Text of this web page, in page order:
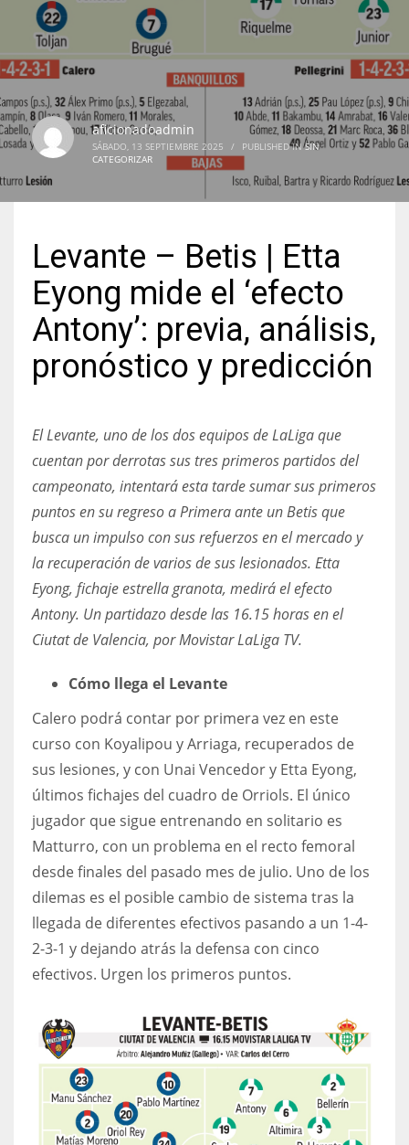
NYJ
ATL
24
34
DEN
24
PIT
20
OAK
19
NYG
24
MIA
17
22
WSH
26
aficionadoadmin
SÁBADO, 13 SEPTIEMBRE 2025 / PUBLISHED INSIN
CATEGORIZAR
Levante – Betis | Etta
Eyong mide el ‘efecto
Antony’: previa, análisis,
pronóstico y predicción
El Levante, uno de los dos equipos de LaLiga que
cuentan por derrotas sus tres primeros partidos del
campeonato, intentará esta tarde sumar sus primeros
puntos en su regreso a Primera ante un Betis que
busca un impulso con sus refuerzos en el mercado y
la recuperación de varios de sus lesionados. Etta
Eyong, fichaje estrella granota, medirá el efecto
Antony. Un partidazo desde las 16.15 horas en el
Ciutat de Valencia, por Movistar LaLiga TV.
Cómo llega el Levante
Calero podrá contar por primera vez en este
curso con Koyalipou y Arriaga, recuperados de
sus lesiones, y con Unai Vencedor y Etta Eyong,
últimos fichajes del cuadro de Orriols. El único
jugador que sigue entrenando en solitario es
Matturro, con un problema en el recto femoral
desde finales del pasado mes de julio. Uno de los
dilemas es el posible cambio de sistema tras la
llegada de diferentes efectivos pasando a un 1-4-
2-3-1 y dejando atrás la defensa con cinco
efectivos. Urgen los primeros puntos.